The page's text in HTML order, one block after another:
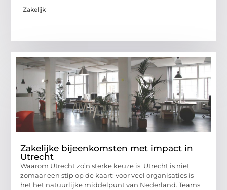
Zakelijk
Zakelijke bijeenkomsten met impact in
Utrecht
Waarom Utrecht zo’n sterke keuze is Utrecht is niet
zomaar een stip op de kaart: voor veel organisaties is
het het natuurlijke middelpunt van Nederland. Teams